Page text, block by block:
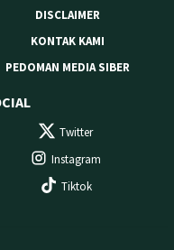
DISCLAIMER
KONTAK KAMI
PEDOMAN MEDIA SIBER
Twitter
Instagram
Tiktok